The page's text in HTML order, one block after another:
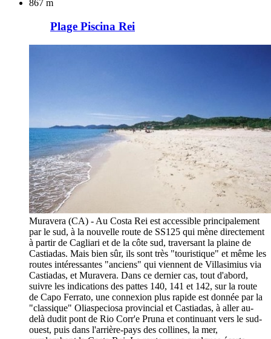
867 m
Plage Piscina Rei
Muravera (CA) - Au Costa Rei est accessible principalement
par le sud, à la nouvelle route de SS125 qui mène directement
à partir de Cagliari et de la côte sud, traversant la plaine de
Castiadas. Mais bien sûr, ils sont très "touristique" et même les
routes intéressantes "anciens" qui viennent de Villasimius via
Castiadas, et Muravera. Dans ce dernier cas, tout d'abord,
suivre les indications des pattes 140, 141 et 142, sur la route
de Capo Ferrato, une connexion plus rapide est donnée par la
"classique" Oliaspeciosa provincial et Castiadas, à aller au-
delà dudit pont de Rio Corr'e Pruna et continuant vers le sud-
ouest, puis dans l'arrière-pays des collines, la mer,